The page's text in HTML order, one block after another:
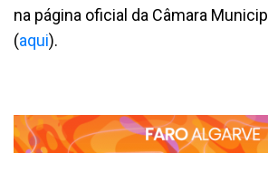
na página oficial da Câmara
(aqui).